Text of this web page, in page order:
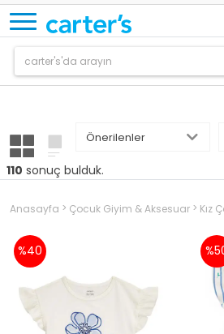
Anasayfa > Çocuk Giyim & Aksesuar > Kız
110 sonuç bulduk.
%40
Ürün sepetinize